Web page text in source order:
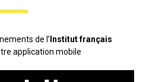
de l’Institut français
application mobile